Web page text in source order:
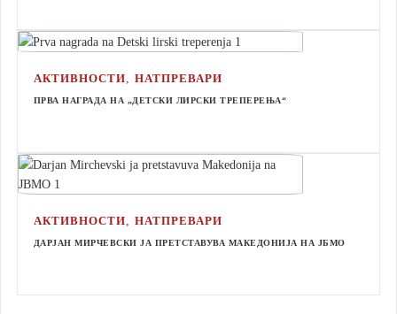
АКТИВНОСТИ НАТПРЕВАРИ
ПРВА НАГРАДА НА „ДЕТСКИ ЛИРСКИ ТРЕПЕРЕЊА“
АКТИВНОСТИ НАТПРЕВАРИ
ДАРЈАН МИРЧЕВСКИ ЈА ПРЕТСТАВУВА МАКЕДОНИЈА НА ЈБМО